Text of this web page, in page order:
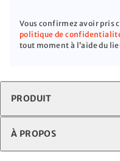
Vous confirmez avoir pris
politique de
tout moment à l’aide du
PRODUIT
À PROPOS